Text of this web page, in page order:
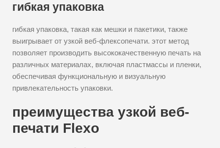
гибкая упаковка
гибкая упаковка, такая как мешки и пакетики, также
выигрывает от узкой веб-флексопечати. этот метод
позволяет производить высококачественную печать на
различных материалах, включая пластмассы и пленки,
обеспечивая функциональную и визуальную
привлекательность упаковки.
преимущества узкой веб-
печати Flexo